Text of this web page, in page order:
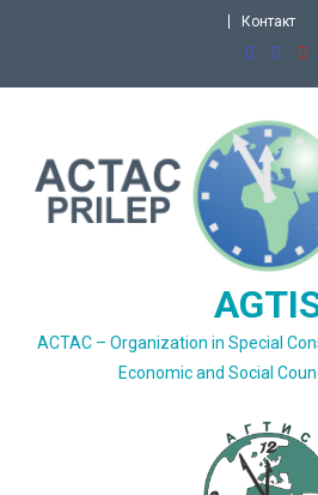
Контакт
ACTAC – Organization in Special
Economic and Social